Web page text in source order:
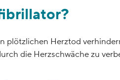
plötzlichen Herztod
die Herzschwäche zu